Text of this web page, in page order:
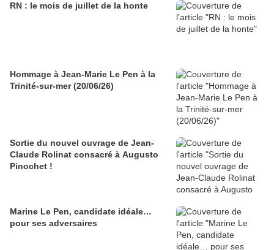
RN : le mois de juillet de la honte
Hommage à Jean-Marie Le Pen à la
Trinité-sur-mer (20/06/26)
Sortie du nouvel ouvrage de Jean-
Claude Rolinat consacré à Augusto
Pinochet !
Marine Le Pen, candidate idéale…
pour ses adversaires